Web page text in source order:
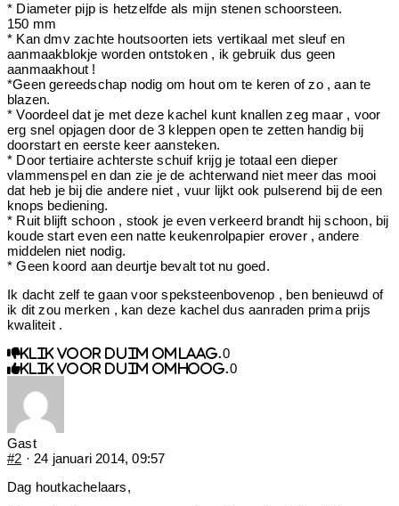
* Diameter pijp is hetzelfde als mijn stenen schoorsteen.
150 mm
* Kan dmv zachte houtsoorten iets vertikaal met sleuf en
aanmaakblokje worden ontstoken , ik gebruik dus geen
aanmaakhout !
*Geen gereedschap nodig om hout om te keren of zo , aan te
blazen.
* Voordeel dat je met deze kachel kunt knallen zeg maar , voor
erg snel opjagen door de 3 kleppen open te zetten handig bij
doorstart en eerste keer aansteken.
* Door tertiaire achterste schuif krijg je totaal een dieper
vlammenspel en dan zie je de achterwand niet meer das mooi
dat heb je bij die andere niet , vuur lijkt ook pulserend bij de een
knops bediening.
* Ruit blijft schoon , stook je even verkeerd brandt hij schoon, bij
koude start even een natte keukenrolpapier erover , andere
middelen niet nodig.
* Geen koord aan deurtje bevalt tot nu goed.
Ik dacht zelf te gaan voor speksteenbovenop , ben benieuwd of
ik dit zou merken , kan deze kachel dus aanraden prima prijs
kwaliteit .
Klik voor duim omlaag. 0
Klik voor duim omhoog. 0
Gast
#2 · 24 januari 2014, 09:57
Dag houtkachelaars,